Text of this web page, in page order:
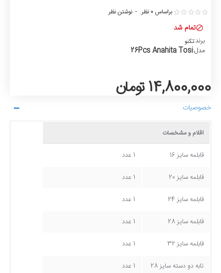
تمام شد
برند:تکنو
مدل:26Pcs Anahita Tosi
براساس 0 نظر. - نوشتن نظر
14,800,000 تومان
خصوصیات
اقلام و مشخصات
قابلمه سایز 16 1 عدد
قابلمه سایز 20 1 عدد
قابلمه سایز 24 1 عدد
قابلمه سایز 28 1 عدد
قابلمه سایز 32 1 عدد
تابه دو دسته سایز 28 1 عدد